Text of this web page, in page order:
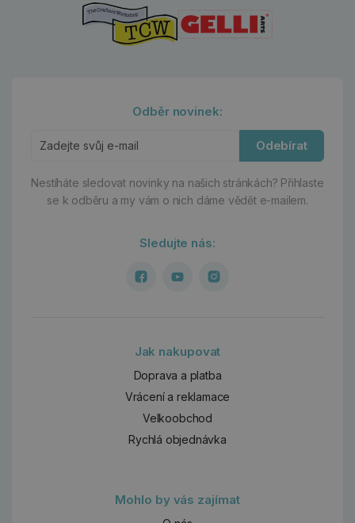
Odběr novinek:
Odebírat
Nestíháte sledovat novinky na našich stránkách? Přihlaste
se k odběru a my vám o nich dáme vědět e-mailem.
Sledujte nás:
Jak nakupovat
Doprava a platba
Vrácení a reklamace
Velkoobchod
Rychlá objednávka
Mohlo by vás zajímat